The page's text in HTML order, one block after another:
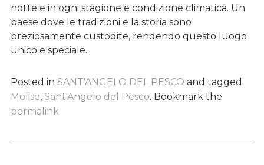
notte e in ogni stagione e condizione climatica. Un
paese dove le tradizioni e la storia sono
preziosamente custodite, rendendo questo luogo
unico e speciale.
Posted in SANT'ANGELO DEL PESCO and tagged
Molise, Sant'Angelo del Pesco. Bookmark the
permalink.